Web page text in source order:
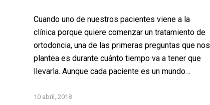
Cuando uno de nuestros pacientes viene a la
clínica porque quiere comenzar un tratamiento de
ortodoncia, una de las primeras preguntas que nos
plantea es durante cuánto tiempo va a tener que
llevarla. Aunque cada paciente es un mundo…
10 abril, 2018